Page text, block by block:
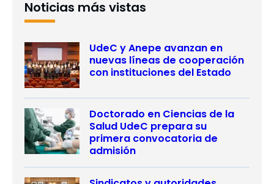
Noticias más vistas
UdeC y Anepe avanzan en
nuevas líneas de cooperación
con instituciones del Estado
Doctorado en Ciencias de la
Salud UdeC prepara su
primera convocatoria de
admisión